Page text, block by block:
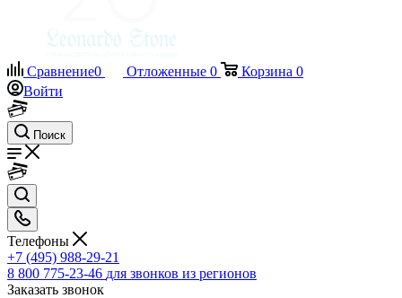
Сравнение0 Отложенные 0 Корзина 0
Войти
Поиск
Телефоны
+7 (495) 988-29-21
8 800 775-23-46 для звонков из регионов
Заказать звонок